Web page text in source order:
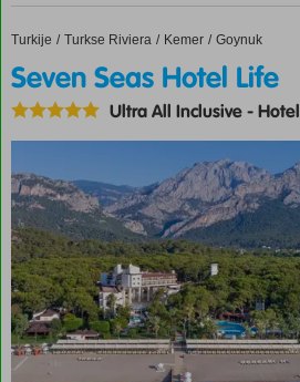
Zeer
goede
en
vriendelijk
personeel
Home
Turkije Turkse Riviera Kemer Goynuk
Seven Seas Hotel Life
Seven Seas Hotel Life
Ultra All Inclusive-Hotel